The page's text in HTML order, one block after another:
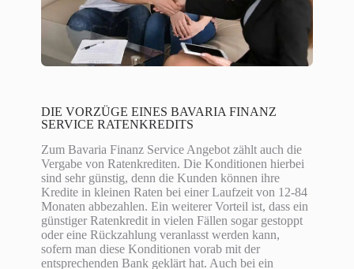
DIE VORZÜGE EINES BAVARIA FINANZ
SERVICE RATENKREDITS
Zum Bavaria Finanz Service Angebot zählt auch die
Vergabe von Ratenkrediten. Die Konditionen hierbei
sind sehr günstig, denn die Kunden können ihre
Kredite in kleinen Raten bei einer Laufzeit von 12-84
Monaten abbezahlen. Ein weiterer Vorteil ist, dass ein
günstiger Ratenkredit in vielen Fällen sogar gestoppt
oder eine Rückzahlung veranlasst werden kann,
sofern man diese Konditionen vorab mit der
entsprechenden Bank geklärt hat. Auch bei ein